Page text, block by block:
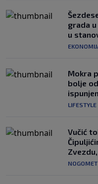
grada
u
Mokra
bolje
LIFESTYLE
Vučić
NOGOMET